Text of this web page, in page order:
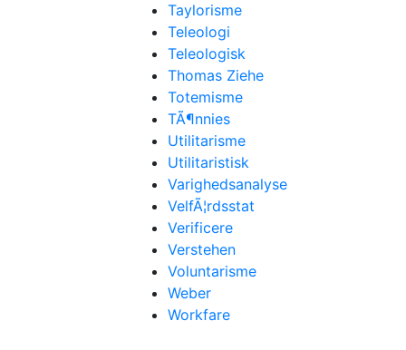
Taylorisme
Teleologi
Teleologisk
Thomas Ziehe
Totemisme
TÃ¶nnies
Utilitarisme
Utilitaristisk
Varighedsanalyse
VelfÃ¦rdsstat
Verificere
Verstehen
Voluntarisme
Weber
Workfare